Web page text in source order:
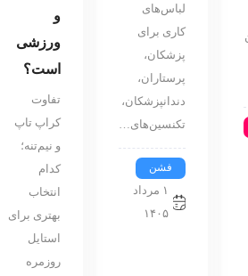
لباس‌های
کاری برای
پزشکان،
پرستاران،
دندانپزشکان،
تکنسین‌های…
فشن
۱ مرداد
۱۴۰۵
و
ورزشی
است؟
تفاوت
کراپ تاپ
و نیم‌تنه؛
کدام
انتخاب
بهتری برای
استایل
روزمره